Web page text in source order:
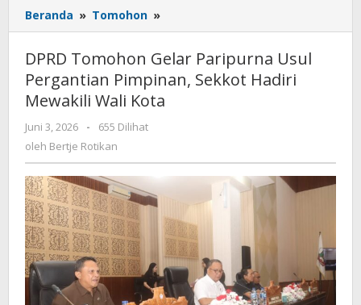
Beranda » Tomohon »
Tomohon
Gelar
Paripurna
Usul
Pergantian
Mewakili
Wali
Kota
DPRD Tomohon Gelar Paripurna Usul
Pergantian Pimpinan, Sekkot Hadiri
Mewakili Wali Kota
Juni 3, 2026
oleh
Bertje
-
655 Dilihat
oleh Bertje Rotikan